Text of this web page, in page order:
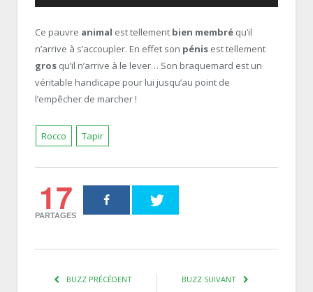
Ce pauvre animal est tellement bien membré qu’il
n’arrive à s’accoupler. En effet son pénis est tellement
gros qu’il n’arrive à le lever… Son braquemard est un
véritable handicape pour lui jusqu’au point de
l’empêcher de marcher !
Rocco Tapir
17
PARTAGES
BUZZ PRÉCÉDENT BUZZ SUIVANT